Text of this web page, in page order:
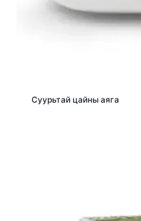
Суурьтай цайны аяга